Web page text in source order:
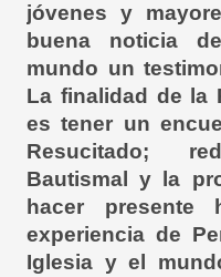
jóvenes y
buena noticia
mundo un
La finalidad de la
es tener un
Resucitado;
Bautismal y la
hacer
experiencia de
Iglesia y el